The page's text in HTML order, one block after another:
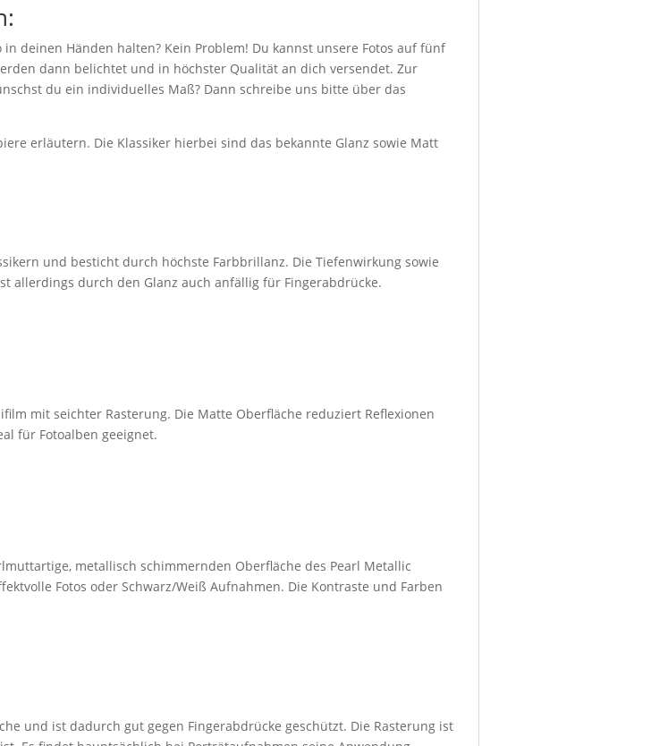
deinen Händen halten? Kein Problem! Du kannst unsere Fotos auf fünf
dann belichtet und in höchster Qualität an dich versendet. Zur
du ein individuelles Maß? Dann schreibe uns bitte über das
erläutern. Die Klassiker hierbei sind das bekannte Glanz sowie Matt
und besticht durch höchste Farbbrillanz. Die Tiefenwirkung sowie
allerdings durch den Glanz auch anfällig für Fingerabdrücke.
mit seichter Rasterung. Die Matte Oberfläche reduziert Reflexionen
für Fotoalben geeignet.
metallisch schimmernden Oberfläche des Pearl Metallic
Fotos oder Schwarz/Weiß Aufnahmen. Die Kontraste und Farben
und ist dadurch gut gegen Fingerabdrücke geschützt. Die Rasterung ist